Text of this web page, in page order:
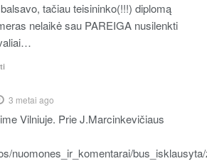
tačiau teisininko(!!!) diplomą
nelaikė sau PAREIGA nusilenkti
3 metai ago
Vilniuje. Prie J.Marcinkevičiaus
nuomones_ir_komentarai/